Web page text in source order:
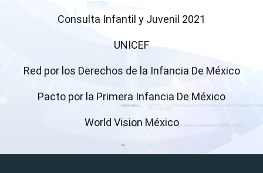
Consulta Infantil y Juvenil 2021
UNICEF(open a new window)
Red por los Derechos de la Infancia De México
Pacto por la Primera Infancia De México(open
World Vision México(open a new